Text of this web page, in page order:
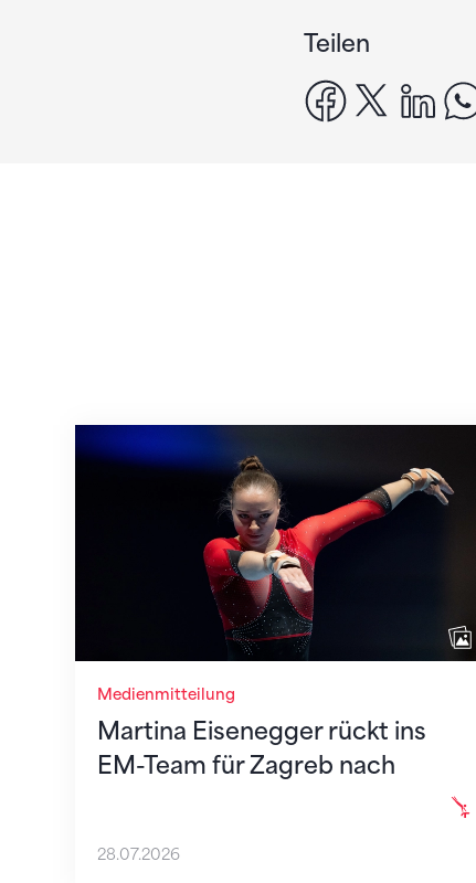
Teilen
facebook
x
Medienmitteilung
Martina Eisenegger rückt ins
EM-Team für Zagreb nach
Martina Eisenegger rückt ins EM-Team
28.07.2026